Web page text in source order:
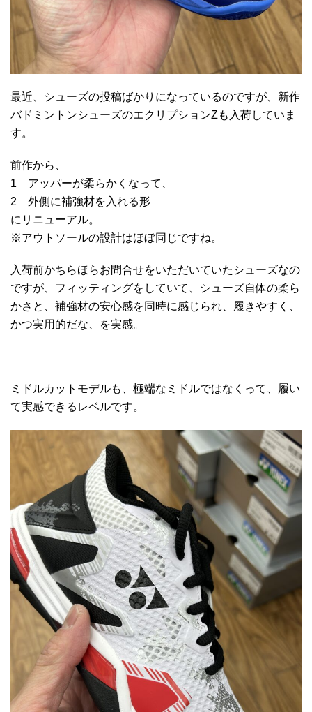
最近、シューズの投稿ばかりになっているのですが、新作
バドミントンシューズのエクリプションZも入荷していま
す。
前作から、
1 アッパーが柔らかくなって、
2 外側に補強材を入れる形
にリニューアル。
※アウトソールの設計はほぼ同じですね。
入荷前かちらほらお問合せをいただいていたシューズなの
ですが、フィッティングをしていて、シューズ自体の柔ら
かさと、補強材の安心感を同時に感じられ、履きやすく、
かつ実用的だな、を実感。
ミドルカットモデルも、極端なミドルではなくって、履い
て実感できるレベルです。